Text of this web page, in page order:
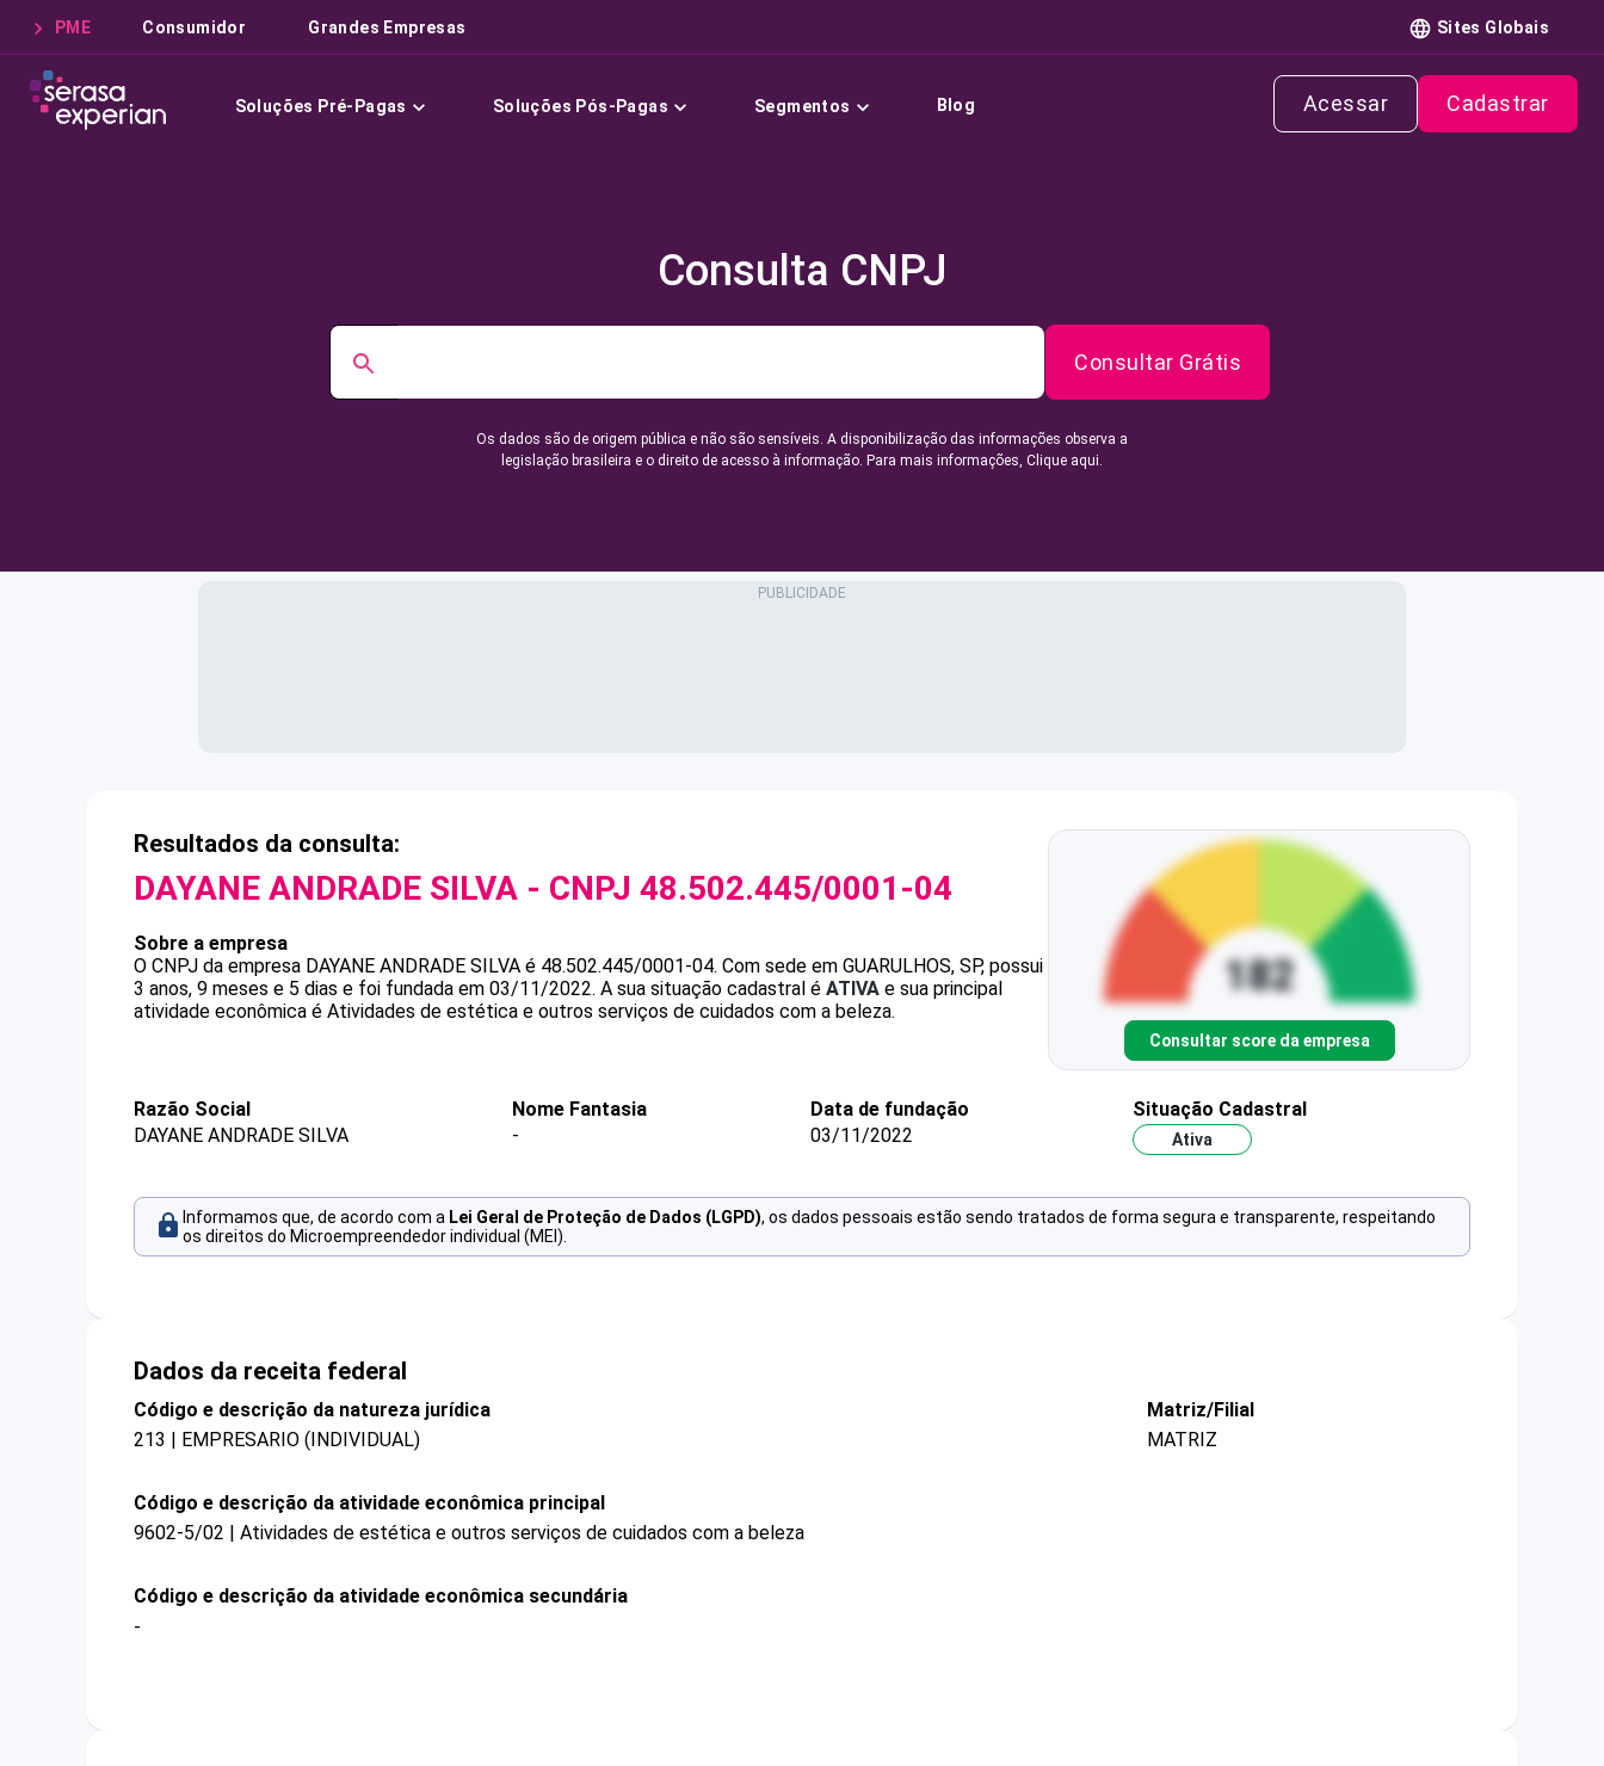
PME Consumidor Grandes Empresas Sites Globais
Soluções Pré-Pagas Soluções Pós-Pagas Segmentos Blog Acessar Cadastrar
Consulta CNPJ
Consultar Grátis
Os dados são de origem pública e não são sensíveis. A disponibilização das informações observa a
legislação brasileira e o direito de acesso à informação. Para mais informações, Clique aqui.
Resultados da consulta:
DAYANE ANDRADE SILVA - CNPJ 48.502.445/0001-04
Sobre a empresa
O CNPJ da empresa DAYANE ANDRADE SILVA é 48.502.445/0001-04. Com sede em GUARULHOS, SP, possui
3 anos, 9 meses e 5 dias e foi fundada em 03/11/2022. A sua situação cadastral é ATIVA e sua principal
atividade econômica é Atividades de estética e outros serviços de cuidados com a beleza.
Consultar score da empresa
Razão Social
DAYANE ANDRADE SILVA
Nome Fantasia
-
Data de fundação
03/11/2022
Situação Cadastral
Ativa
Informamos que, de acordo com a Lei Geral de Proteção de Dados (LGPD), os dados pessoais estão sendo tratados de forma segura e transparente, respeitando
os direitos do Microempreendedor individual (MEI).
Dados da receita federal
Código e descrição da natureza jurídica
213 | EMPRESARIO (INDIVIDUAL)
Matriz/Filial
MATRIZ
Código e descrição da atividade econômica principal
9602-5/02 | Atividades de estética e outros serviços de cuidados com a beleza
Código e descrição da atividade econômica secundária
-